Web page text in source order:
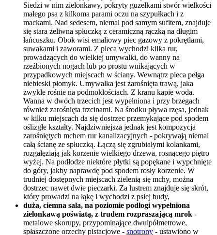
Siedzi w nim zielonkawy, pokryty guzełkami stwór wielkości
małego psa z kilkoma parami oczu na szypułkach i z
mackami. Nad sedesem, niemal pod samym sufitem, znajduje
się stara żeliwna spłuczką z ceramiczną rączką na długim
łańcuszku. Obok wisi emaliowy piec gazowy z pokrętłami,
suwakami i zaworami. Z pieca wychodzi kilka rur,
prowadzących do wielkiej umywalki, do wanny na
rzeźbionych nogach lub po prostu wnikających w
przypadkowych miejscach w ściany. Wewnątrz pieca pełga
niebieski płomyk. Umywalka jest zarośnięta trawą, jaka
zwykle rośnie na podmokłościach. Z kranu kapie woda.
Wanna w dwóch trzecich jest wypełniona i przy brzegach
również zarośnięta trzcinami. Na środku pływa rzęsa, jednak
w kilku miejscach da się dostrzec przemykające pod spodem
oślizgłe kształty. Najdziwniejsza jednak jest kompozycja
zarośniętych mchem rur kanalizacyjnych - pokrywają niemal
całą ścianę ze spłuczką. Łączą się zgrubiałymi kolankami,
rozgałęziają jak korzenie wielkiego drzewa, rosnącego piętro
wyżej. Na podłodze niektóre płytki są popękane i wypchnięte
do góry, jakby naprawdę pod spodem rosły korzenie. W
trudniej dostępnych miejscach zielenią się mchy, można
dostrzec nawet dwie pieczarki. Za lustrem znajduje się skrót,
który prowadzi na łąkę i wychodzi z psiej budy,
duża, ciemna sala, na poziomie podłogi wypełniona
zielonkawą poświatą, z trudem rozpraszającą mrok -
metalowe skorupy, przypominające dwuipółmetrowe,
spłaszczone orzechy pistacjowe - snotrony - ustawiono w